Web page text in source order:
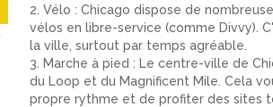
2. Vélo : Chicago dispose de
vélos en libre-service (comme Divvy).
la ville, surtout par temps agréable.
3. Marche à pied : Le centre-ville de
du Loop et du Magnificent Mile. Cela
propre rythme et de profiter des sites